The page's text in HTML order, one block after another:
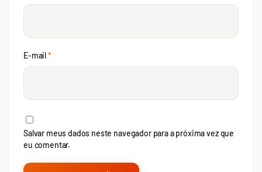
E-mail*
Salvar meus dados neste navegador para a próxima vez que
eu comentar.